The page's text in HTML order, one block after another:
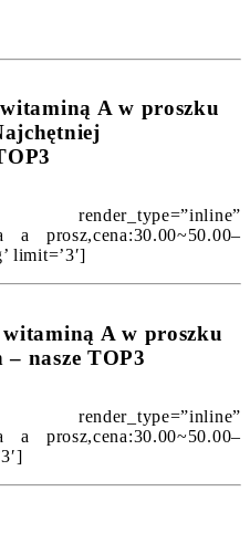
A w proszku
a prosz,cena:30.00~50.00–
limit=’3′]
A w proszku
– nasze TOP3
a prosz,cena:30.00~50.00–